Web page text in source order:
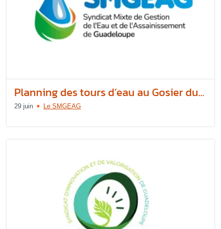
Planning des tours d’eau au Gosier du...
29 juin Le SMGEAG